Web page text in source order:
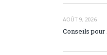
AOÛT 9, 2026
Conseils pour